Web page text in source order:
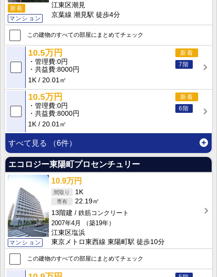
新着
マンション
江東区潮見
京葉線 潮見駅 徒歩4分
この建物のすべての部屋にまとめてチェック
新着
7階
10.5万円
管理費 0円
共益費 8000円
1K
20.01㎡
新着
6階
10.5万円
管理費 0円
共益費 8000円
1K
20.01㎡
すべて見る （6件）
エコロジー東陽町プロセンチュリー
マンション
10.9万円
1K
22.19㎡
13階建
鉄筋コンクリート
2007年4月
（築19年）
江東区塩浜
東京メトロ東西線 東陽町駅 徒歩10分
この建物のすべての部屋にまとめてチェック